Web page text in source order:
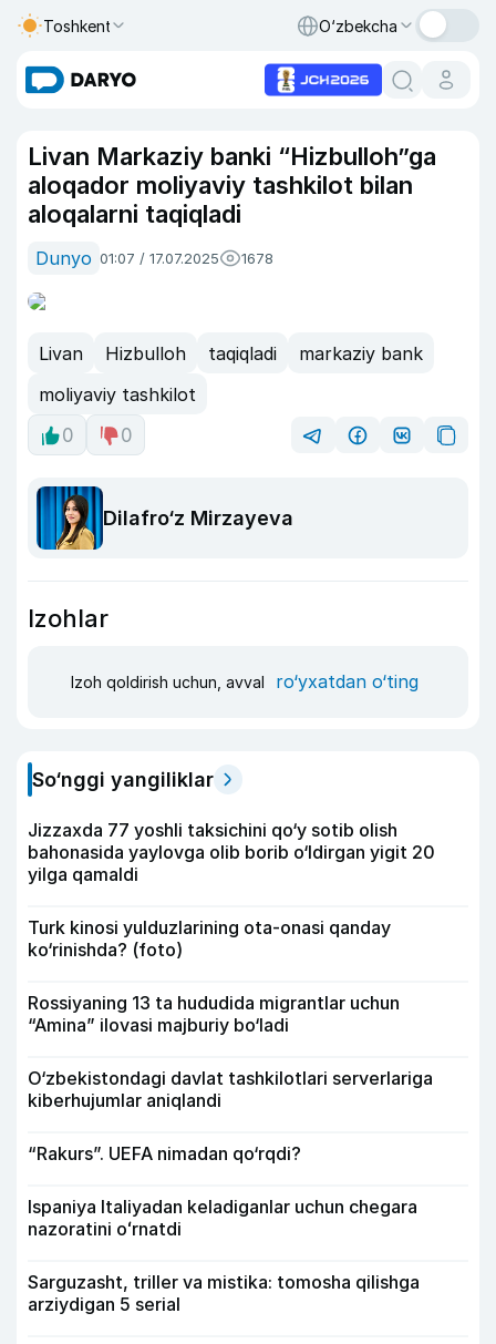
Toshkent O‘zbekcha
Livan Markaziy banki “Hizbulloh”ga
aloqador moliyaviy tashkilot bilan
aloqalarni taqiqladi
Dunyo 01:07 / 17.07.2025 1678
Livan Hizbulloh taqiqladi
markaziy bank
moliyaviy tashkilot
0
0
Dilafro‘z Mirzayeva
Izohlar
Izoh qoldirish uchun, avval ro‘yxatdan o‘ting
So‘nggi yangiliklar
Jizzaxda 77 yoshli taksichini qo‘y sotib olish
bahonasida yaylovga olib borib o‘ldirgan yigit 20
yilga qamaldi
Turk kinosi yulduzlarining ota-onasi qanday
ko‘rinishda? (foto)
Rossiyaning 13 ta hududida migrantlar uchun
“Amina” ilovasi majburiy bo‘ladi
O‘zbekistondagi davlat tashkilotlari serverlariga
kiberhujumlar aniqlandi
“Rakurs”. UEFA nimadan qo‘rqdi?
Ispaniya Italiyadan keladiganlar uchun chegara
nazoratini oʻrnatdi
Sarguzasht, triller va mistika: tomosha qilishga
arziydigan 5 serial